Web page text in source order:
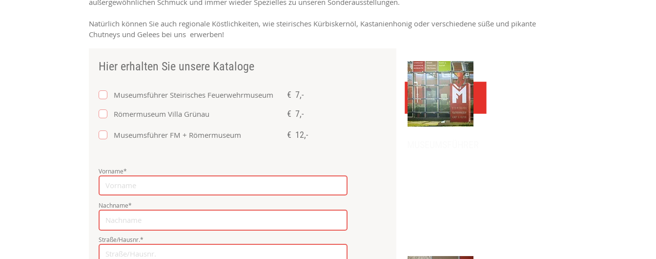
außergewöhnlichen Schmuck und immer wieder Spezielles zu unseren Sonderausstellungen.
Natürlich können Sie auch regionale Köstlichkeiten, wie steirisches Kürbiskernöl, Kastanienhonig oder verschiedene süße und pikante
Chutneys und Gelees bei uns erwerben!
Hier erhalten Sie unsere Kataloge
Museumsführer Steirisches Feuerwehrmuseum € 7,-
Römermuseum Villa Grünau € 7,-
Museumsführer FM + Römermuseum € 12,-
Vorname*
Nachname*
Straße/Hausnr.*